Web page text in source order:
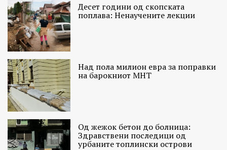
Десет години од скопската
поплава: Ненаучените лекции
Над пола милион евра за поправки
на барокниот МНТ
Од жежок бетон до болница:
Здравствени последици од
урбаните топлински острови